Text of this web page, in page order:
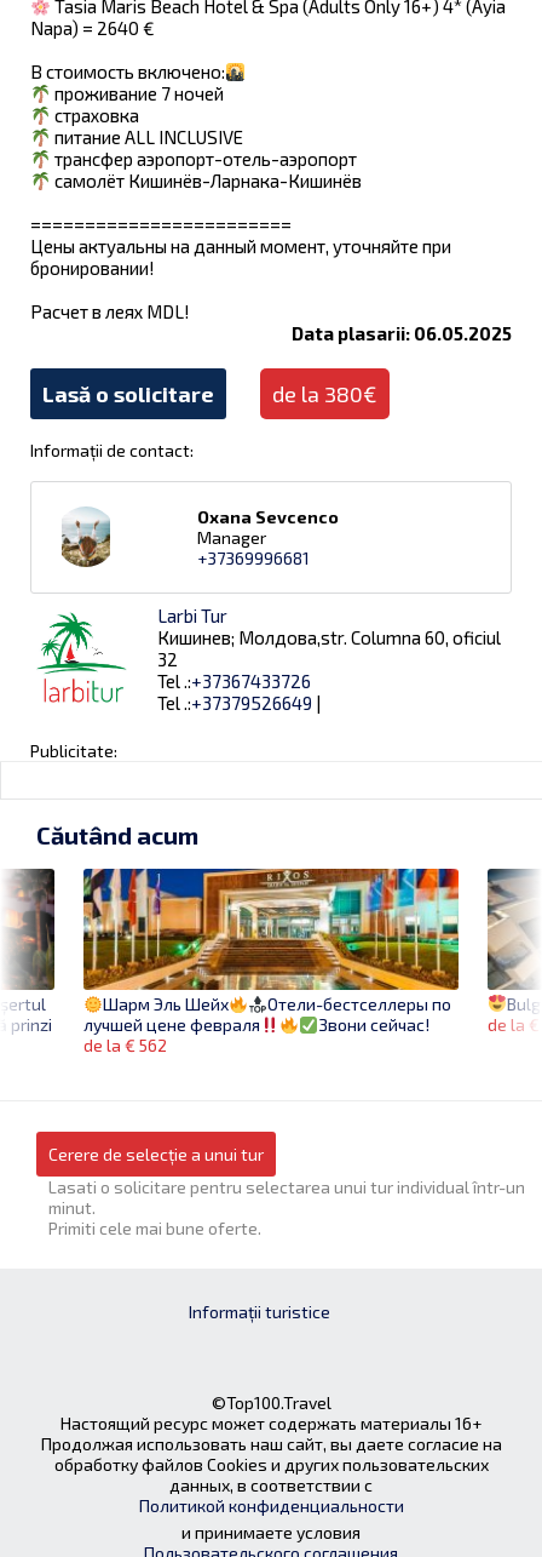
Tasia Maris Beach Hotel & Spa (Adults Only 16+) 4* (Ayia
Napa) = 2640 €
В стоимость включено:
проживание 7 ночей
страховка
питание ALL INCLUSIVE
трансфер аэропорт-отель-аэропорт
самолёт Кишинёв-Ларнака-Кишинёв
========================
Цены актуальны на данный момент, уточняйте при
бронировании!
Расчет в леях MDL!
Data plasarii: 06.05.2025
Lasă o solicitare de la 380€
Informații de contact:
Oxana Sevcenco
Manager
+37369996681
Larbi Tur
Кишинев; Молдова,str. Columna 60, oficiul
32
Tel .:+37367433726
Tel .:+37379526649 |
Publicitate:
prinzi
de la
Căutând acum
Шарм Эль Шейх
Отели-бестселлеры по
лучшей цене февраля
Звони сейчас!
de la € 562
Cerere de selecție a unui tur
Lasati o solicitare pentru selectarea unui tur individual într-un
minut.
Primiti cele mai bune oferte.
Informații turistice
©Top100.Travel
Настоящий ресурс может содержать материалы 16+
Продолжая использовать наш сайт, вы даете согласие на
обработку файлов Cookies и других пользовательских
данных, в соответствии с
Политикой конфиденциальности
и принимаете условия
Пользовательского соглашения